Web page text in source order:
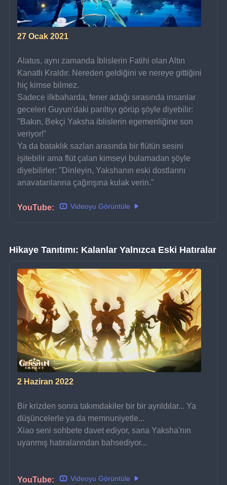
27 Ocak 2021
Alatus, aynı zamanda İblislerin Fatihi olan Altın
Kanatlı Kraldır. Nereden geldiğini ve nereye gittiğini
hiç kimse bilmez.
Sadece ilkbaharda, fener adağı sırasında insanlar
geceleri Guyun'daki parıltıyı görüp şöyle diyebilir:
"Bakın, Bekçi Yaksha iblislerin egemenliğine son
veriyor!"
Ya da bataklık sazları arasında bir flütün sesini
işitebilir ama flüt çalan kimseyi bulamadan şöyle
diyebilirler: "Dinleyin, Yakshanın eski dostlarını
anavatanlarına çağırışına kulak verin."
YouTube: Videoyu Görüntüle
Hikaye Tanıtımı: Kalanlar Yalnızca Eski Hatıralar
2 Haziran 2022
Bir krizden sonra takımdakiler bir bir ayrıldılar... Ya
düşüncelerle ya da memnuniyetle...
Xiao seni sohbete davet ediyor, sana Yaksha'nın
uyanmış hatıralarından bahsediyor...
YouTube: Videoyu Görüntüle